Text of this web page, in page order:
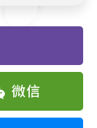
微信